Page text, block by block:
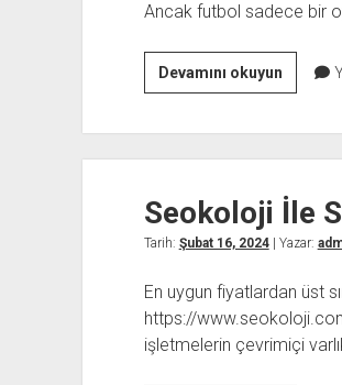
Ancak futbol sadece bir
Devamını okuyunFutbol
ve
İnsan
Seokoloji İle
Tarih: Şubat 16, 2024| Yazar:
En uygun fiyatlardan üst
https://
işletmelerin çevrimiçi